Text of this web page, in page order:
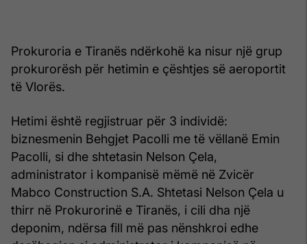
Prokuroria e Tiranës ndërkohë ka nisur një grup
prokurorësh për hetimin e çështjes së aeroportit
të Vlorës.
Hetimi është regjistruar për 3 individë:
biznesmenin Behgjet Pacolli me të vëllanë Emin
Pacolli, si dhe shtetasin Nelson Çela,
administrator i kompanisë mëmë në Zvicër
Mabco Construction S.A. Shtetasi Nelson Çela u
thirr në Prokurorinë e Tiranës, i cili dha një
deponim, ndërsa fill më pas nënshkroi edhe